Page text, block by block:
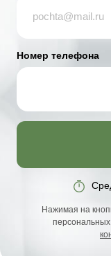
Номер телефона
Нажимая на